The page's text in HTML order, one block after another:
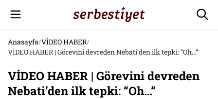
Anasayfa/VİDEO HABER/
VİDEO HABER | Görevini devreden Nebati’den ilk tepki: “Oh…”
VİDEO HABER | Görevini devreden
Nebati’den ilk tepki: “Oh…”